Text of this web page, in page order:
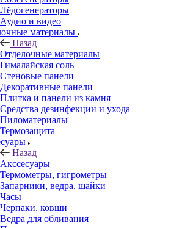
Лёдогенераторы
Аудио и видео
материалы
Назад
Отделочные материалы
Гималайская соль
Стеновые панели
Декоративные панели
Плитка и панели из камня
Средства дезинфекции и ухода
Пиломатериалы
Термозащита
Назад
Аксcесуары
Термометры, гигрометры
Запарники, ведра, шайки
Часы
Черпаки, ковши
Ведра для обливания